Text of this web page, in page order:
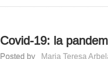
Covid-19: la
Posted by Maria Teresa